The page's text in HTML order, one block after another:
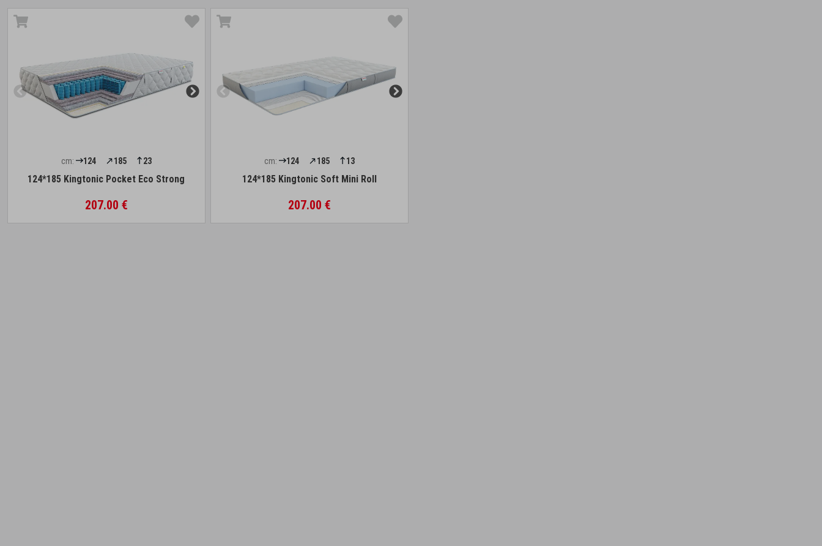
cm: 124 185 23
124*185 Kingtonic Pocket Eco Strong
207.00 €
cm: 124 185 13
124*185 Kingtonic Soft Mini Roll
207.00 €